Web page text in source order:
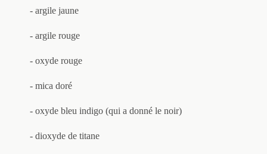
- argile jaune
- argile rouge
- oxyde rouge
- mica doré
- oxyde bleu indigo (qui a donné le noir)
- dioxyde de titane